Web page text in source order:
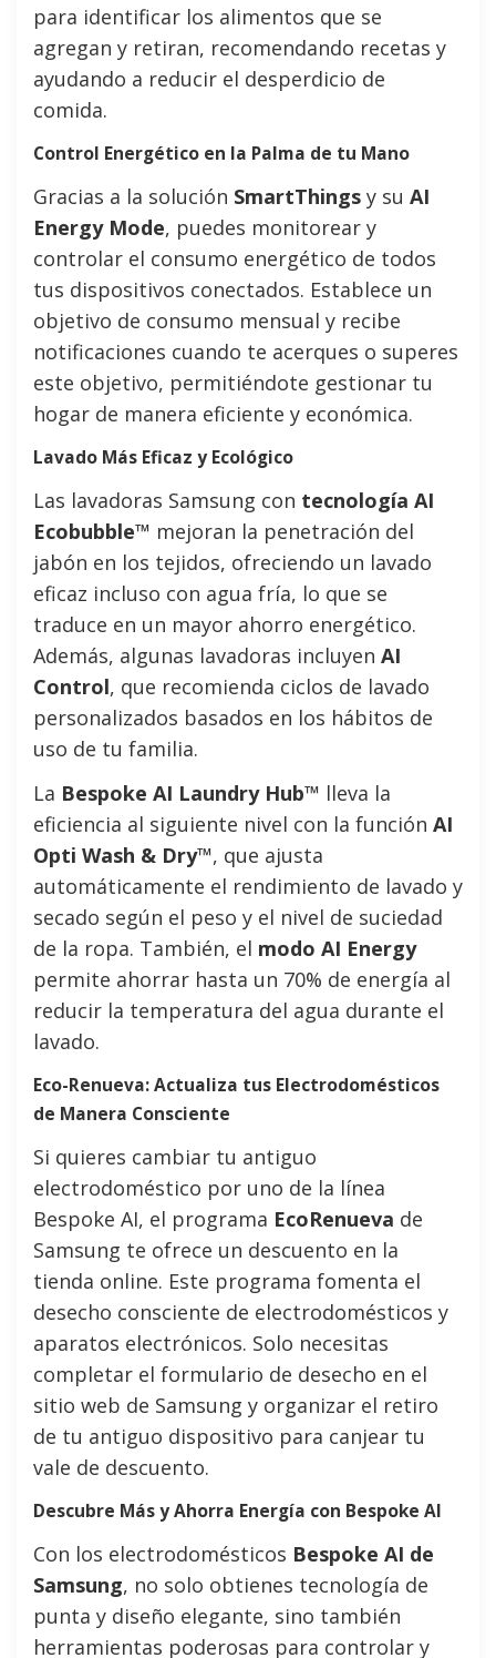
para identificar los alimentos que se
agregan y retiran, recomendando recetas y
ayudando a reducir el desperdicio de
comida.
Control Energético en la Palma de tu Mano
Gracias a la solución SmartThings y su AI
Energy Mode, puedes monitorear y
controlar el consumo energético de todos
tus dispositivos conectados. Establece un
objetivo de consumo mensual y recibe
notificaciones cuando te acerques o superes
este objetivo, permitiéndote gestionar tu
hogar de manera eficiente y económica.
Lavado Más Eficaz y Ecológico
Las lavadoras Samsung con tecnología AI
Ecobubble™ mejoran la penetración del
jabón en los tejidos, ofreciendo un lavado
eficaz incluso con agua fría, lo que se
traduce en un mayor ahorro energético.
Además, algunas lavadoras incluyen AI
Control, que recomienda ciclos de lavado
personalizados basados en los hábitos de
uso de tu familia.
La Bespoke AI Laundry Hub™ lleva la
eficiencia al siguiente nivel con la función AI
Opti Wash & Dry™, que ajusta
automáticamente el rendimiento de lavado y
secado según el peso y el nivel de suciedad
de la ropa. También, el modo AI Energy
permite ahorrar hasta un 70% de energía al
reducir la temperatura del agua durante el
lavado.
Eco-Renueva: Actualiza tus Electrodomésticos
de Manera Consciente
Si quieres cambiar tu antiguo
electrodoméstico por uno de la línea
Bespoke AI, el programa EcoRenueva de
Samsung te ofrece un descuento en la
tienda online. Este programa fomenta el
desecho consciente de electrodomésticos y
aparatos electrónicos. Solo necesitas
completar el formulario de desecho en el
sitio web de Samsung y organizar el retiro
de tu antiguo dispositivo para canjear tu
vale de descuento.
Descubre Más y Ahorra Energía con Bespoke AI
Con los electrodomésticos Bespoke AI de
Samsung, no solo obtienes tecnología de
punta y diseño elegante, sino también
herramientas poderosas para controlar y